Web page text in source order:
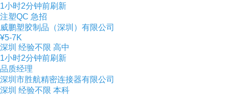
1小时2分钟前刷新
注塑QC 急招
威鹏塑胶制品（深圳）有限公司
¥5-7K
深圳 经验不限 高中
1小时2分钟前刷新
品质经理
深圳市胜航精密连接器有限公司
深圳 经验不限 本科